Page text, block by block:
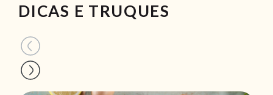
DICAS E TRUQUES